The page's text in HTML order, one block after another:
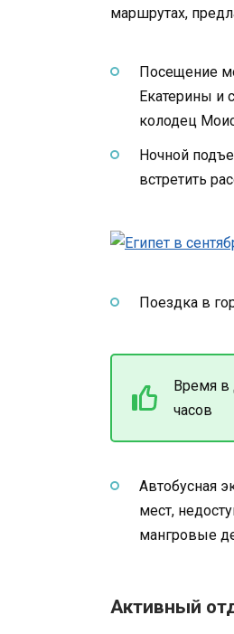
маршрутах,
Посещение
Екатерины и
колодец
Ночной
встретить
Поездка в
Время в
часов
Автобусная
мест,
мангровые
Активный